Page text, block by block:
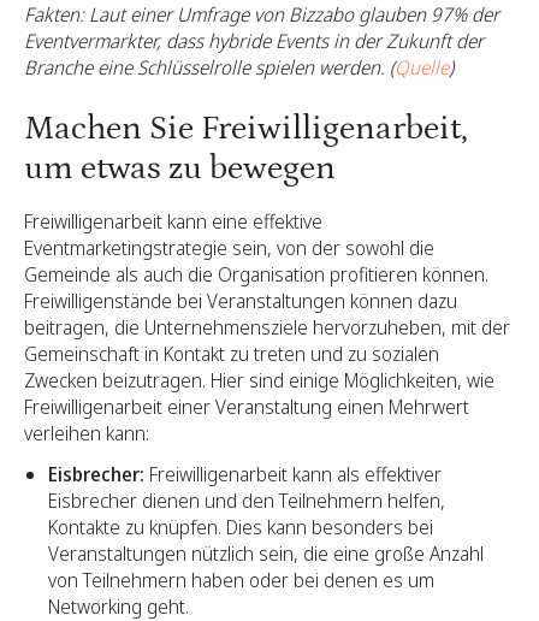
Fakten: Laut einer Umfrage von Bizzabo glauben 97% der
Eventvermarkter, dass hybride Events in der Zukunft der
Branche eine Schlüsselrolle spielen werden. (Quelle)
Machen Sie Freiwilligenarbeit,
um etwas zu bewegen
Freiwilligenarbeit kann eine effektive
Eventmarketingstrategie sein, von der sowohl die
Gemeinde als auch die Organisation profitieren können.
Freiwilligenstände bei Veranstaltungen können dazu
beitragen, die Unternehmensziele hervorzuheben, mit der
Gemeinschaft in Kontakt zu treten und zu sozialen
Zwecken beizutragen. Hier sind einige Möglichkeiten, wie
Freiwilligenarbeit einer Veranstaltung einen Mehrwert
verleihen kann:
Eisbrecher: Freiwilligenarbeit kann als effektiver
Eisbrecher dienen und den Teilnehmern helfen,
Kontakte zu knüpfen. Dies kann besonders bei
Veranstaltungen nützlich sein, die eine große Anzahl
von Teilnehmern haben oder bei denen es um
Networking geht.